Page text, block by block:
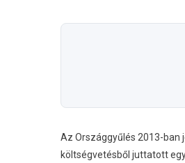
Az Országgyűlés 2013-ban
költségvetésből juttatott